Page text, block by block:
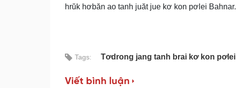
hrŭk hơbăn ao tanh juăt jue kơ kon pơlei Bahnar.
Tags: Tơdrong jang tanh brai kơ kon pơlei
Viết bình luận